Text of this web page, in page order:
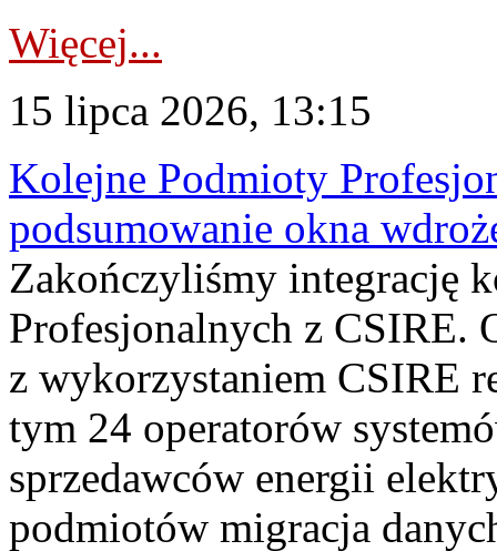
Więcej...
15 lipca 2026, 13:15
Kolejne Podmioty
podsumowanie okna
Zakończyliśmy integrację
Profesjonalnych z CSIRE.
z wykorzystaniem CSIRE
tym 24 operatorów
sprzedawców energii
podmiotów migracja